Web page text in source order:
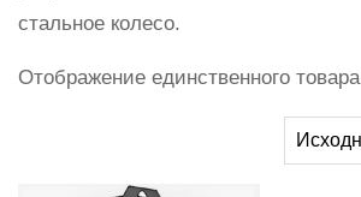
стальное колесо.
Отображение единственного товара